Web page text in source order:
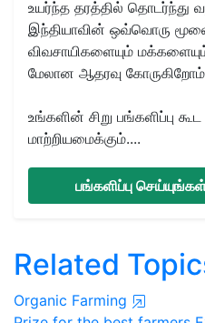
உயர்ந்த தரத்தில் தொடர்ந்து
இந்தியாவின் ஒவ்வொரு
விவசாயிகளையும்
மேலான ஆதரவு
உங்களின் சிறு பங்களிப்பு
மாற்றியமைக்கும்....
பங்களிப்பு
Related
Organic Farming